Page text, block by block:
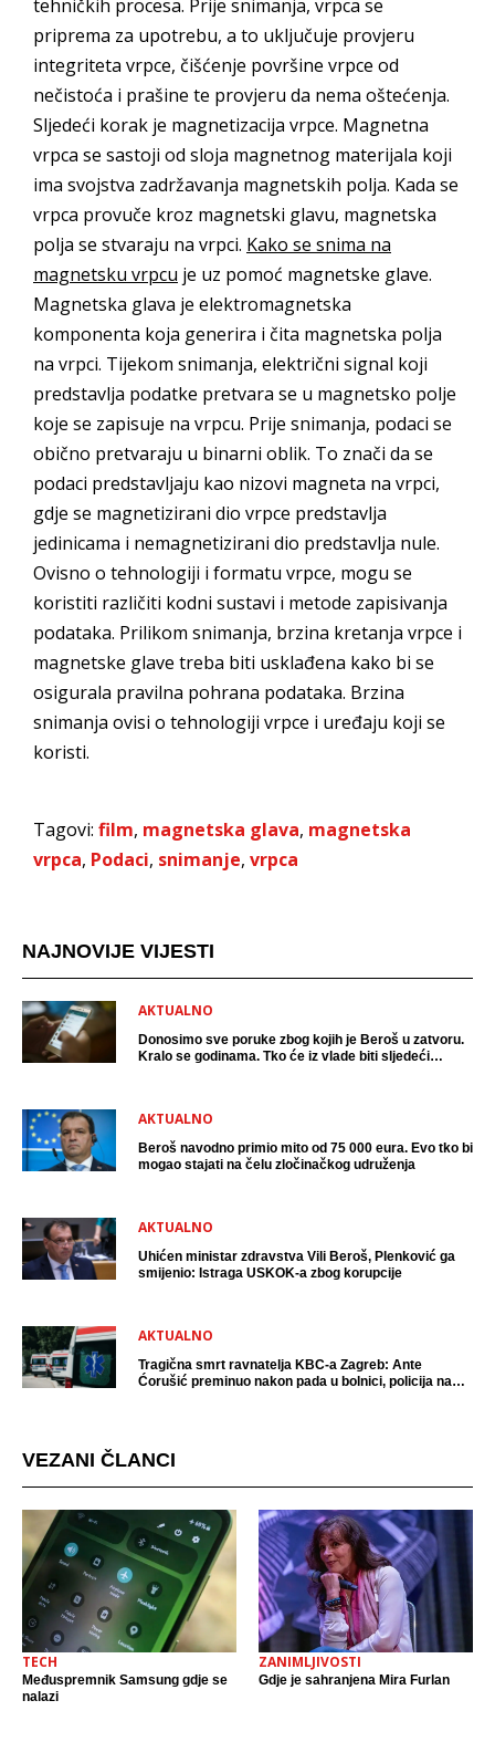
tehničkih procesa. Prije snimanja, vrpca se
priprema za upotrebu, a to uključuje provjeru
integriteta vrpce, čišćenje površine vrpce od
nečistoća i prašine te provjeru da nema oštećenja.
Sljedeći korak je magnetizacija vrpce. Magnetna
vrpca se sastoji od sloja magnetnog materijala koji
ima svojstva zadržavanja magnetskih polja. Kada se
vrpca provuče kroz magnetski glavu, magnetska
polja se stvaraju na vrpci. Kako se snima na
magnetsku vrpcu je uz pomoć magnetske glave.
Magnetska glava je elektromagnetska
komponenta koja generira i čita magnetska polja
na vrpci. Tijekom snimanja, električni signal koji
predstavlja podatke pretvara se u magnetsko polje
koje se zapisuje na vrpcu. Prije snimanja, podaci se
obično pretvaraju u binarni oblik. To znači da se
podaci predstavljaju kao nizovi magneta na vrpci,
gdje se magnetizirani dio vrpce predstavlja
jedinicama i nemagnetizirani dio predstavlja nule.
Ovisno o tehnologiji i formatu vrpce, mogu se
koristiti različiti kodni sustavi i metode zapisivanja
podataka. Prilikom snimanja, brzina kretanja vrpce i
magnetske glave treba biti usklađena kako bi se
osigurala pravilna pohrana podataka. Brzina
snimanja ovisi o tehnologiji vrpce i uređaju koji se
koristi.
Tagovi: film, magnetska glava, magnetska
vrpca, Podaci, snimanje, vrpca
NAJNOVIJE VIJESTI
AKTUALNO
Donosimo sve poruke zbog kojih je Beroš u zatvoru.
Kralo se godinama. Tko će iz vlade biti sljedeći
AKTUALNO
Beroš navodno primio mito od 75 000 eura. Evo tko bi
mogao stajati na čelu zločinačkog udruženja
AKTUALNO
Uhićen ministar zdravstva Vili Beroš, Plenković ga
smijenio: Istraga USKOK-a zbog korupcije
AKTUALNO
Tragična smrt ravnatelja KBC-a Zagreb: Ante
Ćorušić preminuo nakon pada u bolnici, policija na
VEZANI ČLANCI
TECH
Međuspremnik Samsung gdje se
nalazi
ZANIMLJIVOSTI
Gdje je sahranjena Mira Furlan